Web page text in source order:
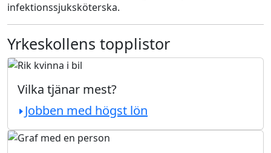
infektionssjuksköterska.
Yrkeskollens topplistor
Vilka tjänar mest?
Jobben med högst lön